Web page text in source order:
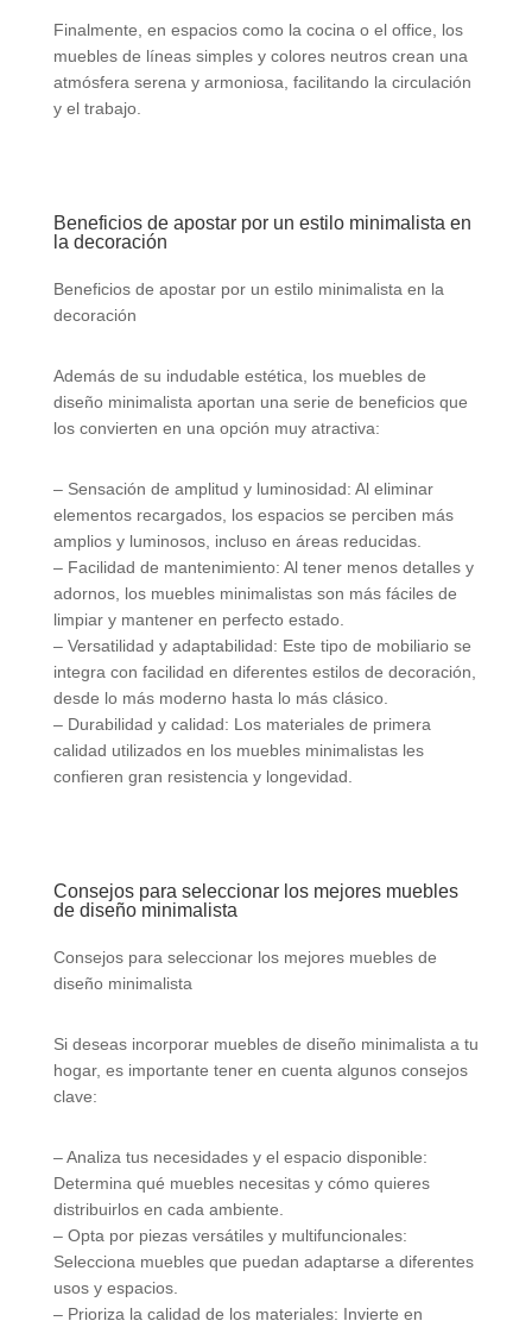
Finalmente, en espacios como la cocina o el office, los
muebles de líneas simples y colores neutros crean una
atmósfera serena y armoniosa, facilitando la circulación
y el trabajo.
Beneficios de apostar por un estilo minimalista en
la decoración
Beneficios de apostar por un estilo minimalista en la
decoración
Además de su indudable estética, los muebles de
diseño minimalista aportan una serie de beneficios que
los convierten en una opción muy atractiva:
– Sensación de amplitud y luminosidad: Al eliminar
elementos recargados, los espacios se perciben más
amplios y luminosos, incluso en áreas reducidas.
– Facilidad de mantenimiento: Al tener menos detalles y
adornos, los muebles minimalistas son más fáciles de
limpiar y mantener en perfecto estado.
– Versatilidad y adaptabilidad: Este tipo de mobiliario se
integra con facilidad en diferentes estilos de decoración,
desde lo más moderno hasta lo más clásico.
– Durabilidad y calidad: Los materiales de primera
calidad utilizados en los muebles minimalistas les
confieren gran resistencia y longevidad.
Consejos para seleccionar los mejores muebles
de diseño minimalista
Consejos para seleccionar los mejores muebles de
diseño minimalista
Si deseas incorporar muebles de diseño minimalista a tu
hogar, es importante tener en cuenta algunos consejos
clave:
– Analiza tus necesidades y el espacio disponible:
Determina qué muebles necesitas y cómo quieres
distribuirlos en cada ambiente.
– Opta por piezas versátiles y multifuncionales:
Selecciona muebles que puedan adaptarse a diferentes
usos y espacios.
– Prioriza la calidad de los materiales: Invierte en